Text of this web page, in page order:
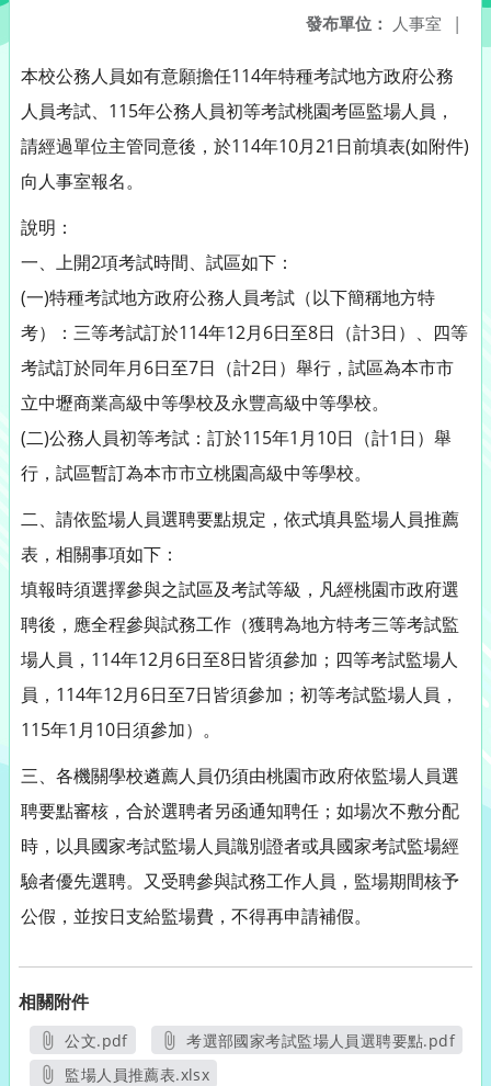
發布單位： 人事室 |
本校公務人員如有意願擔任114年特種考試地方政府公務
人員考試、115年公務人員初等考試桃園考區監場人員，
請經過單位主管同意後，於114年10月21日前填表(如附件)
向人事室報名。
說明：
一、上開2項考試時間、試區如下：
(一)特種考試地方政府公務人員考試（以下簡稱地方特
考）：三等考試訂於114年12月6日至8日（計3日）、四等
考試訂於同年月6日至7日（計2日）舉行，試區為本市市
立中壢商業高級中等學校及永豐高級中等學校。
(二)公務人員初等考試：訂於115年1月10日（計1日）舉
行，試區暫訂為本市市立桃園高級中等學校。
二、請依監場人員選聘要點規定，依式填具監場人員推薦
表，相關事項如下：
填報時須選擇參與之試區及考試等級，凡經桃園市政府選
聘後，應全程參與試務工作（獲聘為地方特考三等考試監
場人員，114年12月6日至8日皆須參加；四等考試監場人
員，114年12月6日至7日皆須參加；初等考試監場人員，
115年1月10日須參加）。
三、各機關學校遴薦人員仍須由桃園市政府依監場人員選
聘要點審核，合於選聘者另函通知聘任；如場次不敷分配
時，以具國家考試監場人員識別證者或具國家考試監場經
驗者優先選聘。又受聘參與試務工作人員，監場期間核予
公假，並按日支給監場費，不得再申請補假。
相關附件
公文.pdf
另開新視窗
考選部國家考試監場人員選聘要點.pdf
監場人員推薦表.xlsx